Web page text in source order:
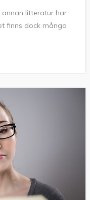
litteratur har
finns dock många